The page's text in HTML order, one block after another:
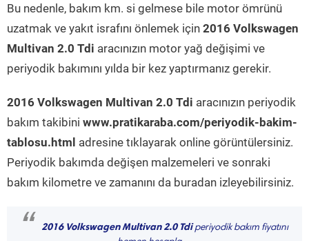
Bu nedenle, bakım km. si gelmese bile motor ömrünü
uzatmak ve yakıt israfını önlemek için 2016 Volkswagen
Multivan 2.0 Tdi aracınızın motor yağ değişimi ve
periyodik bakımını yılda bir kez yaptırmanız gerekir.
2016 Volkswagen Multivan 2.0 Tdi aracınızın periyodik
bakım takibini www.pratikaraba.com/periyodik-bakim-
tablosu.html adresine tıklayarak online görüntülersiniz.
Periyodik bakımda değişen malzemeleri ve sonraki
bakım kilometre ve zamanını da buradan izleyebilirsiniz.
“ 2016 Volkswagen Multivan 2.0 Tdiperiyodik bakım fiyatını